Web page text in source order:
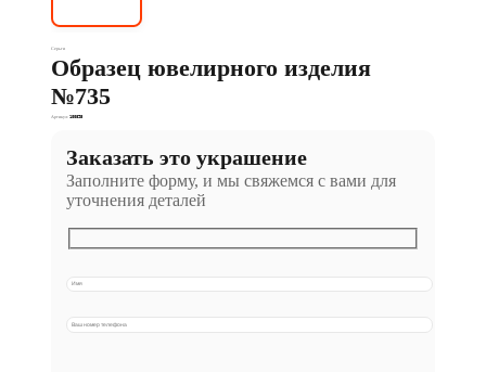
Серьги
Образец ювелирного изделия
№735
Артикул: 100895
Заказать это украшение
Заполните форму, и мы свяжемся с вами для
уточнения деталей